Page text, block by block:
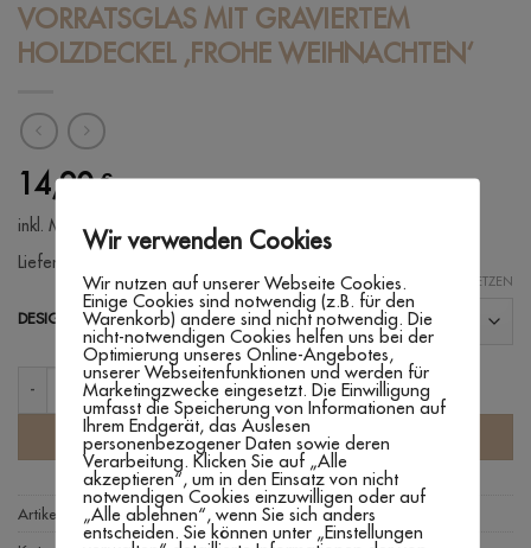
VORRATSGLAS MIT GRAVIERTEM
HOLZDECKEL ‚FROHE WEIHNACHTEN‘
14,90€
inkl. MwSt.
zzgl. Versandkosten
Lieferzeit:
DESIGN
ZURÜCKSETZEN
VORRATSGLAS MIT GRAVIERTEM HOLZDECKEL 'FROHE
IN DEN WARENKORB
Artikelnummer: n. v.
Wir verwenden Cookies
Wir nutzen auf unserer Webseite Cookies.
Einige Cookies sind notwendig (z.B. für den
Warenkorb) andere sind nicht notwendig. Die
nicht-notwendigen Cookies helfen uns bei der
Optimierung unseres Online-Angebotes,
unserer Webseitenfunktionen und werden für
Marketingzwecke eingesetzt. Die Einwilligung
umfasst die Speicherung von Informationen auf
Ihrem Endgerät, das Auslesen
personenbezogener Daten sowie deren
Verarbeitung. Klicken Sie auf „Alle
akzeptieren“, um in den Einsatz von nicht
notwendigen Cookies einzuwilligen oder auf
„Alle ablehnen“, wenn Sie sich anders
entscheiden. Sie können unter „Einstellungen